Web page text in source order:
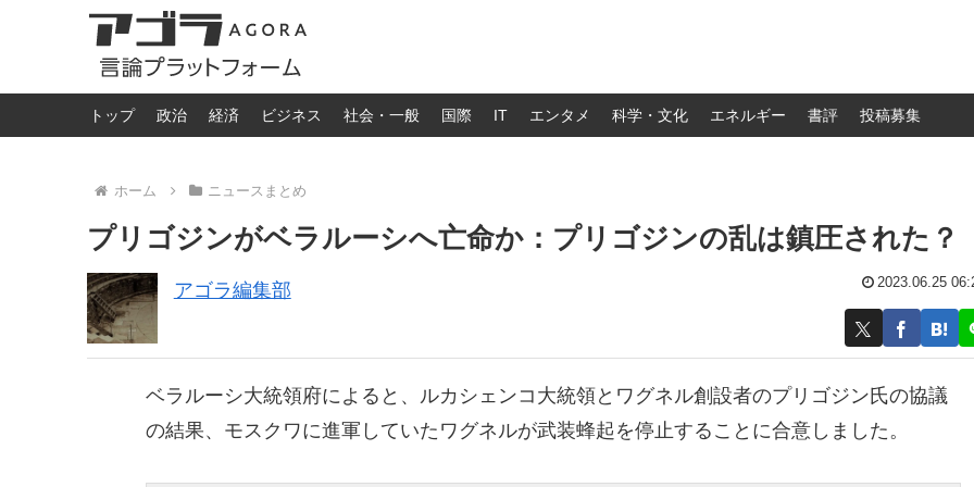
トップ 政治 経済 ビジネス 社会・一般 国際 IT エンタメ 科学・文化 エネルギー 書評 投稿募集
ホーム ニュースまとめ
プリゴジンがベラルーシへ亡命か：プリゴジンの乱は鎮圧された？
アゴラ編集部 2023.06.25
ベラルーシ大統領府によると、ルカシェンコ大統領とワグネル創設者のプリゴジン氏の協議
の結果、モスクワに進軍していたワグネルが武装蜂起を停止することに合意しました。